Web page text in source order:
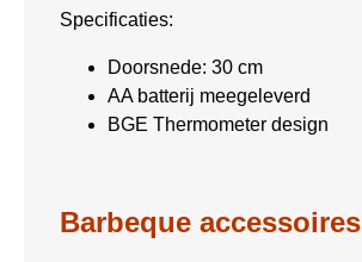
Specificaties:
Doorsnede: 30 cm
AA batterij meegeleverd
BGE Thermometer design
Barbeque accessoires